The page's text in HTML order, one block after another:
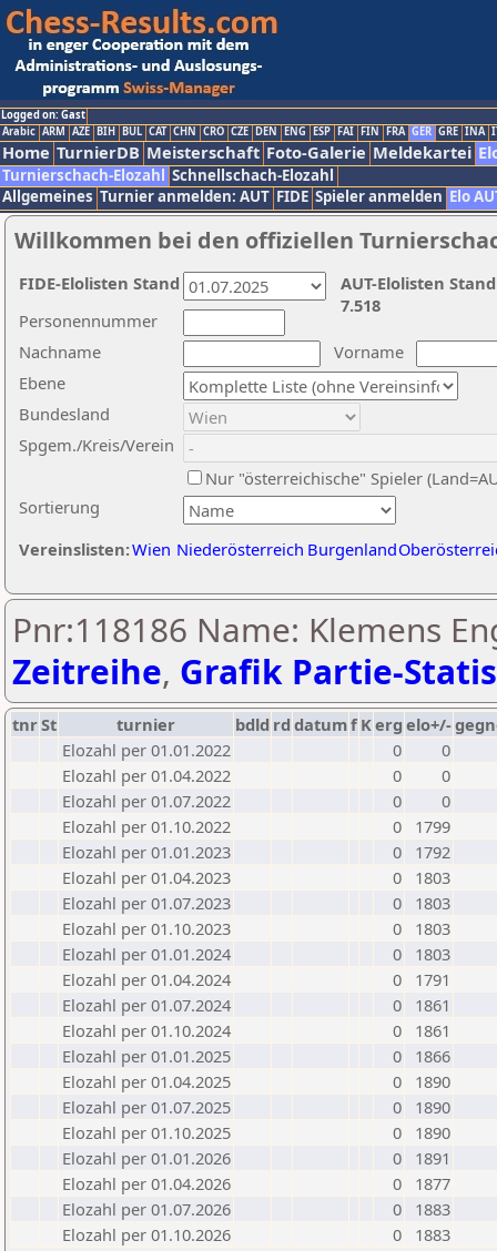
Logged on: Gast
Arabic ARM AZE BIH BUL CAT CHN CRO CZE DEN ENG ESP FAI FIN FRA GER GRE INA
Home TurnierDB Meisterschaft Foto-Galerie Meldekartei
Turnierschach-Elozahl Schnellschach-Elozahl
Allgemeines Turnier anmelden: AUT FIDE Spieler anmelden Elo
Willkommen bei den offiziellen
Nachname
Vorname
Ebene
Sortierung
Personennummer
Bundesland
Spgem./Kreis/Verein
Nur "österreichische" Spieler
Vereinslisten:Wien Niederösterreich Burgenland
AUT-Elolisten
7.518
FIDE-Elolisten Stand
Pnr:118186 Name: Klemens
Zeitreihe, Grafik Partie-
tnrSt turnier bdld rd datumf Kerg elo+/-
Elozahl per 01.01.2022
0
0
Elozahl per 01.04.2022
0
0
Elozahl per 01.07.2022
0
0
Elozahl per 01.10.2022
0
1799
Elozahl per 01.01.2023
0
1792
Elozahl per 01.04.2023
0
1803
Elozahl per 01.07.2023
0
1803
Elozahl per 01.10.2023
0
1803
Elozahl per 01.01.2024
0
1803
Elozahl per 01.04.2024
0
1791
Elozahl per 01.07.2024
0
1861
Elozahl per 01.10.2024
0
1861
Elozahl per 01.01.2025
0
1866
Elozahl per 01.04.2025
0
1890
Elozahl per 01.07.2025
0
1890
Elozahl per 01.10.2025
0
1890
Elozahl per 01.01.2026
0
1891
Elozahl per 01.04.2026
0
1877
Elozahl per 01.07.2026
0
1883
Elozahl per 01.10.2026
0 1883